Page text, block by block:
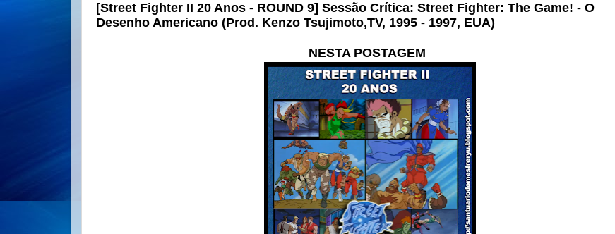
[Street Fighter II 20 Anos - ROUND 9] Sessão Crítica: Street Fighter: The Game! - O
Desenho Americano (Prod. Kenzo Tsujimoto,TV, 1995 - 1997, EUA)
NESTA POSTAGEM